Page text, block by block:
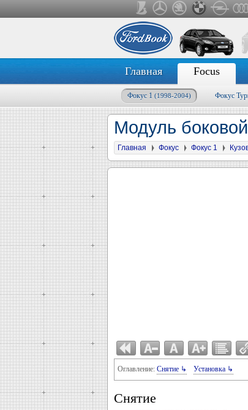
Главная Focus
Фокус 1 (1998-2004) Фокус
Модуль
Главная Фокус Фокус 1
Оглавление: Снятие ↳ Установка ↳
Снятие